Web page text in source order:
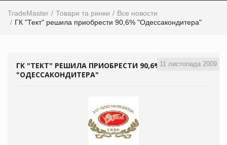
TradeMaster Товари та ринки
Все новости
ГК "Тект" решила приобрести 90,6% "Одессакондитера"
11 листопада 2009
ГК "ТЕКТ" РЕШИЛА ПРИОБРЕСТИ 90,6%
"ОДЕССАКОНДИТЕРА"